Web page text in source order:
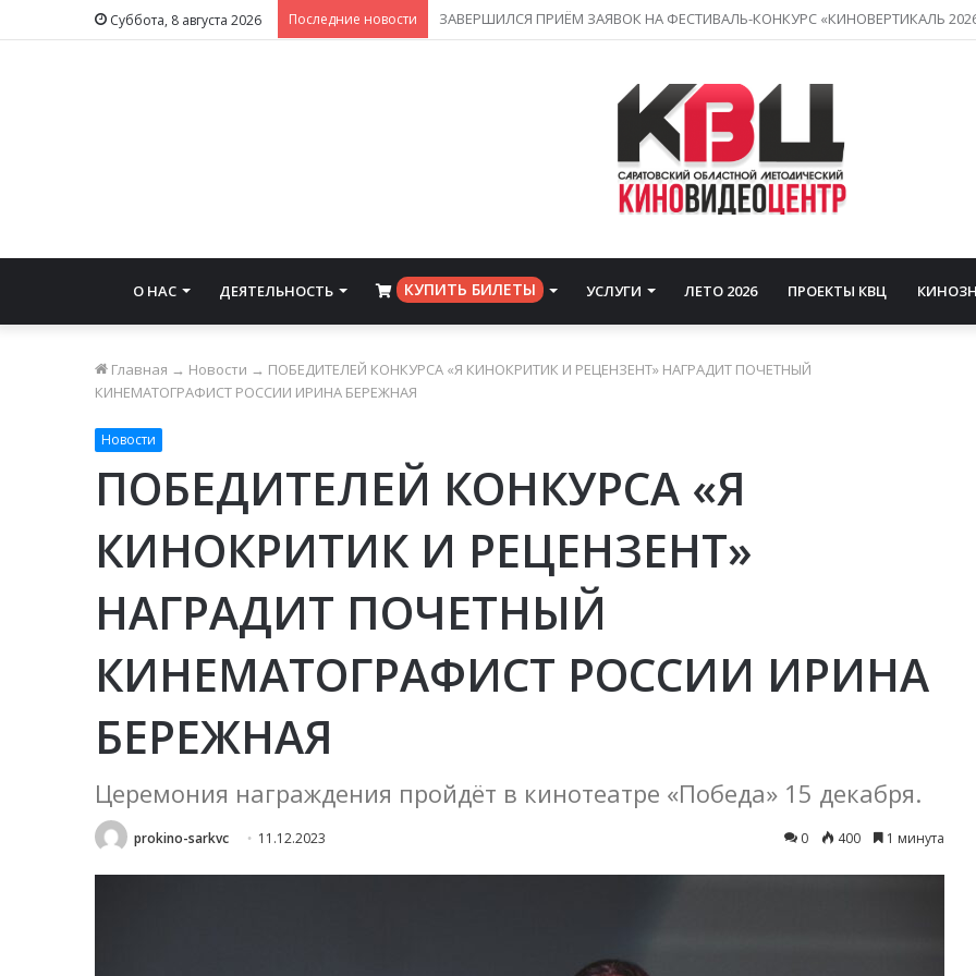
Суббота, 8 августа 2026 Последние новости В РЕГИОНАЛЬНЫЙ ПРОКАТ ВЫХОДЯТ НОВЫЕ СЮЖЕТЫ ЗНАКОМЫХ
О НАС ДЕЯТЕЛЬНОСТЬ ⠀КУПИТЬ БИЛЕТЫ УСЛУГИ ЛЕТО 2026 ПРОЕКТЫ КВЦ
Главная → Новости → ПОБЕДИТЕЛЕЙ КОНКУРСА «Я КИНОКРИТИК И РЕЦЕНЗЕНТ» НАГРАДИТ ПОЧЕТНЫЙ
КИНЕМАТОГРАФИСТ РОССИИ ИРИНА БЕРЕЖНАЯ
Новости
ПОБЕДИТЕЛЕЙ КОНКУРСА «Я
КИНОКРИТИК И РЕЦЕНЗЕНТ»
НАГРАДИТ ПОЧЕТНЫЙ
КИНЕМАТОГРАФИСТ РОССИИ ИРИНА
БЕРЕЖНАЯ
Церемония награждения пройдёт в кинотеатре «Победа» 15 декабря.
prokino-sarkvc 11.12.2023 0 400 1 минута